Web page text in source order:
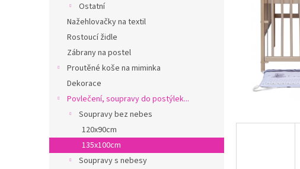
Ostatní
Nažehlovačky na textil
Rostoucí židle
Zábrany na postel
Proutěné koše na miminka
Dekorace
Povlečení, soupravy do postýlek...
Soupravy bez nebes
120x90cm
135x100cm
Soupravy s nebesy